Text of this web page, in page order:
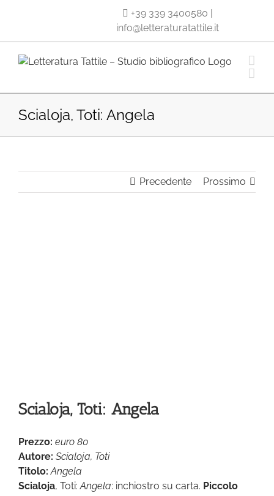
+39 339 3400580 |
info@letteraturatattile.it
Scialoja, Toti: Angela
Precedente Prossimo
Scialoja, Toti: Angela
Prezzo: euro 80
Autore: Scialoja, Toti
Titolo: Angela
Scialoja, Toti:Angela: inchiostro su carta. Piccolo